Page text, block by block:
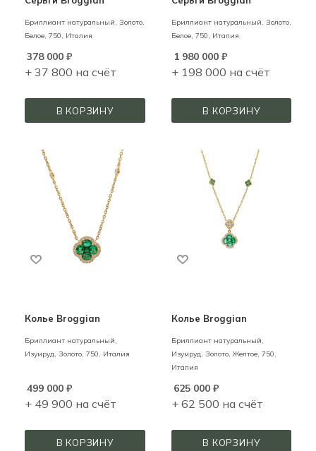
Бриллиант натуральный, Золото,
Белое, 750, Италия
378 000 ₽
+ 37 800 на счёт
В КОРЗИНУ
Бриллиант натуральный, Золото,
Белое, 750, Италия
1 980 000₽
+ 198 000 на счёт
В КОРЗИНУ
Колье Broggian
Бриллиант натуральный,
Изумруд, Золото, 750, Италия
499 000 ₽
+ 49 900 на счёт
В КОРЗИНУ
Колье Broggian
Бриллиант натуральный,
Изумруд, Золото,Желтое, 750,
Италия
625 000₽
+ 62 500 на счёт
В КОРЗИНУ